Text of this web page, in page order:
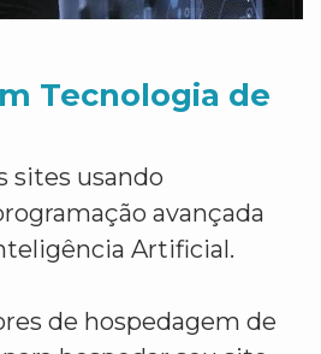
Tecnologia de
sites usando
avançada
Artificial.
de hospedagem de